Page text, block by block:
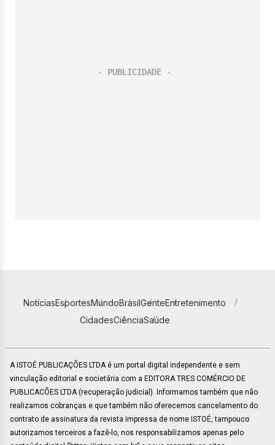
NotíciasEsportesMundoBrasilGenteEntretenimento
CidadesCiênciaSaúde
A ISTOÉ PUBLICAÇÕES LTDA é um portal digital independente e sem
vinculação editorial e societária com a EDITORA TRES COMÉRCIO DE
PUBLICACÕES LTDA (recuperação judicial). Informamos também que não
realizamos cobranças e que também não oferecemos cancelamento do
contrato de assinatura da revista impressa de nome ISTOÉ, tampouco
autorizamos terceiros a fazê-lo, nos responsabilizamos apenas pelo